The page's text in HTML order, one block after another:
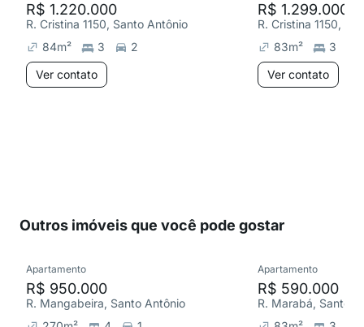
R$ 1.220.000
R. Cristina 1150, Santo Antônio
84m² 3
2
Ver contato
R$ 1.299.000
R. Cristina 1150,
83m² 3
Ver contato
Outros imóveis que você pode gostar
Apartamento
R$ 950.000
R. Mangabeira, Santo Antônio
Apartamento
R$ 590.000
R. Marabá, Santo